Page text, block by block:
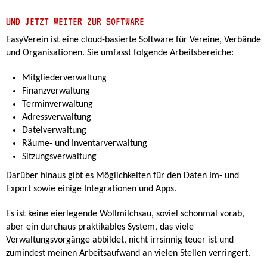
UND JETZT WEITER ZUR SOFTWARE
EasyVerein ist eine cloud-basierte Software für Vereine, Verbände
und Organisationen. Sie umfasst folgende Arbeitsbereiche:
Mitgliederverwaltung
Finanzverwaltung
Terminverwaltung
Adressverwaltung
Dateiverwaltung
Räume- und Inventarverwaltung
Sitzungsverwaltung
Darüber hinaus gibt es Möglichkeiten für den Daten Im- und
Export sowie einige Integrationen und Apps.
Es ist keine eierlegende Wollmilchsau, soviel schonmal vorab,
aber ein durchaus praktikables System, das viele
Verwaltungsvorgänge abbildet, nicht irrsinnig teuer ist und
zumindest meinen Arbeitsaufwand an vielen Stellen verringert.